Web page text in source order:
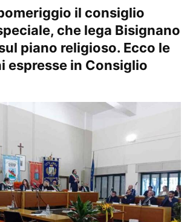
il consiglio
che lega Bisignano
piano religioso. Ecco le
espresse in Consiglio